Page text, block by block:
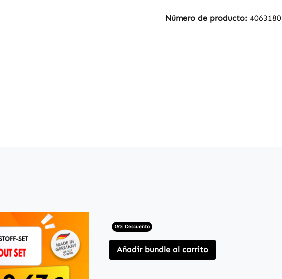
Número de producto: 4063180
15% Descuento
Añadir bundle al carrito